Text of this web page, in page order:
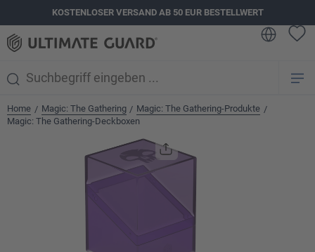
springenKOSTENLOSER VERSAND AB 50 EUR BESTELLWERT
Home / Magic: The Gathering / Magic: The Gathering-Produkte /
Magic: The Gathering-Deckboxen